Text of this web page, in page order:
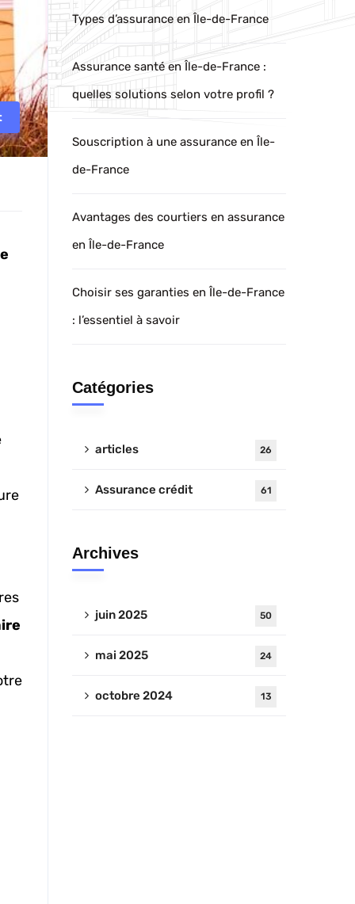
Types d’assurance en Île-de-France
Assurance santé en Île-de-France :
quelles solutions selon votre profil ?
Souscription à une assurance en Île-
de-France
Avantages des courtiers en assurance
en Île-de-France
Choisir ses garanties en Île-de-France
: l’essentiel à savoir
Catégories
articles 26
Assurance crédit 61
Archives
juin 2025 50
mai 2025 24
octobre 2024 13